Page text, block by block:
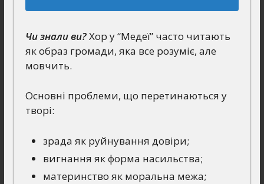
Чи знали ви?Хор у “Медеї” часто читають
як образ громади, яка все розуміє, але
мовчить.
Основні проблеми, що перетинаються у
творі:
зрада як руйнування довіри;
вигнання як форма насильства;
материнство як моральна межа;